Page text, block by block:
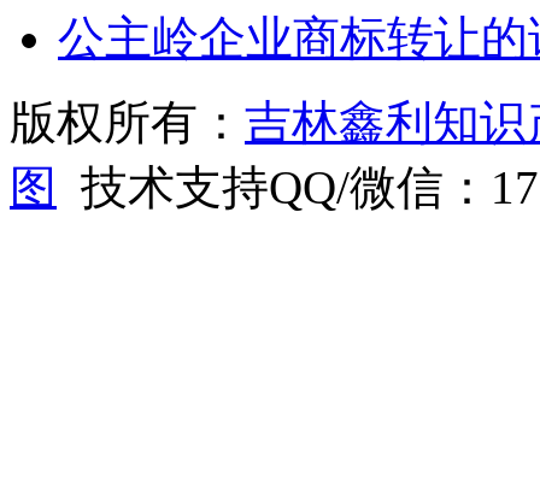
公主岭企业商标转让
版权所有： 吉林鑫利知
图
技术支持QQ/微信：